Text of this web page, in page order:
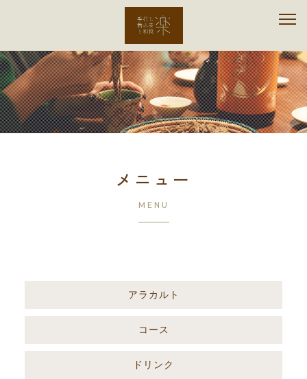
メニュー
MENU
アラカルト
コース
ドリンク